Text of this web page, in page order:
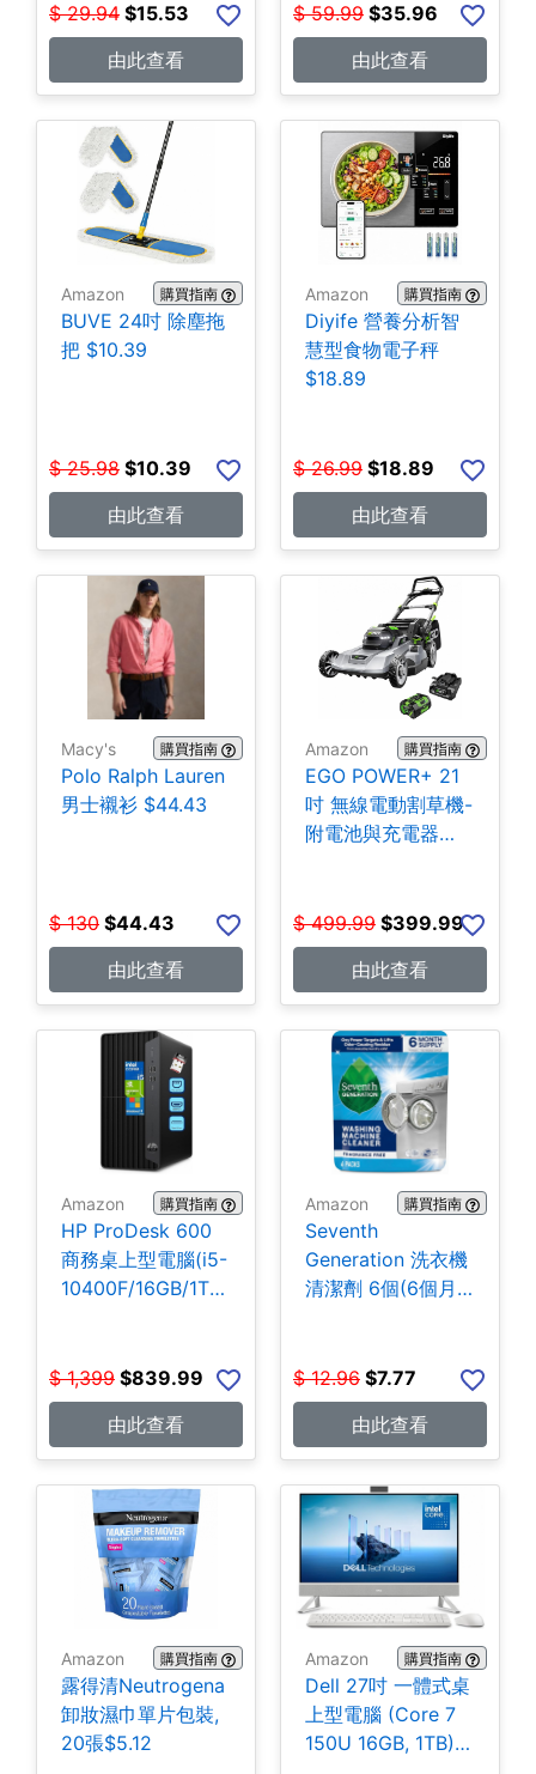
$ 29.94 $15.53
由此查看
$ 59.99 $35.96
由此查看
Amazon 購買指南
BUVE 24吋 除塵拖
把 $10.39
$ 25.98 $10.39
由此查看
Amazon 購買指南
Diyife 營養分析智
慧型食物電子秤
$18.89
$ 26.99 $18.89
由此查看
Macy's 購買指南
Polo Ralph Lauren
男士襯衫 $44.43
$ 130 $44.43
由此查看
Amazon 購買指南
EGO POWER+ 21
吋 無線電動割草機-
附電池與充電器
$ 499.99 $399.99
由此查看
Amazon 購買指南
HP ProDesk 600
商務桌上型電腦(i5-
10400F/16GB/1TB
$ 1,399 $839.99
由此查看
Amazon 購買指南
Seventh
Generation 洗衣機
清潔劑 6個(6個月
$ 12.96 $7.77
由此查看
Amazon 購買指南
露得清Neutrogena
卸妝濕巾單片包裝,
20張$5.12
Amazon 購買指南
Dell 27吋 一體式桌
上型電腦 (Core 7
150U 16GB, 1TB)